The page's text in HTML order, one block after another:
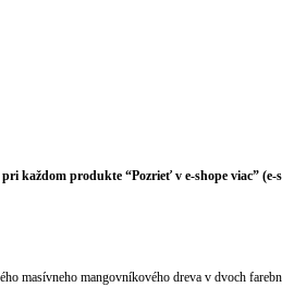
každom produkte “Pozrieť v e-shope viac” (e-
mangovníkového dreva v dvoch